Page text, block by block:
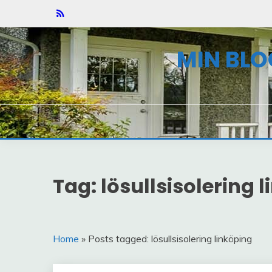
content
MIN
Tag: lösullsisolering
Home » Posts tagged: lösullsisolering linköping